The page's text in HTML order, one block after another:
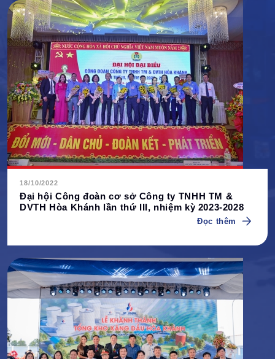
18/10/2022
Đại hội Công đoàn cơ sở Công ty TNHH TM &
DVTH Hòa Khánh lần thứ III, nhiệm kỳ 2023-2028
Đọc thêm